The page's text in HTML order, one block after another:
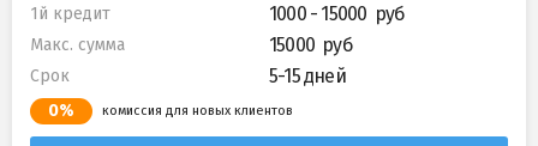
1й кредит 1000 - 15000
Макс. сумма 15000
Срок 5-15 дней
0% комиссия для новых клиентов